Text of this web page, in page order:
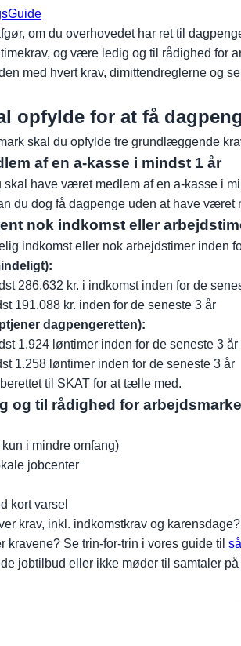
om du overhovedet har ret til
og være ledig og til rådighed for
med hvert krav, dimittendreglerne
opfylde for at få
skal du opfylde tre grundlæggende
af en a-kasse i mindst 1 år
skal have været medlem af en a-kasse i
du dog få dagpenge uden at have
nok indkomst eller
indkomst eller nok arbejdstimer inden
286.632 kr. i indkomst inden for de
191.088 kr. inden for de seneste 3 år
dagpengeretten):
1.924 løntimer inden for de seneste 3 år
1.258 løntimer inden for de seneste 3 år
til SKAT for at tælle med.
og til rådighed for
i mindre omfang)
jobcenter
kort varsel
krav, inkl. indkomstkrav og
kravene? Se trin-for-trin i vores guide til
jobtilbud eller ikke møder til samtaler